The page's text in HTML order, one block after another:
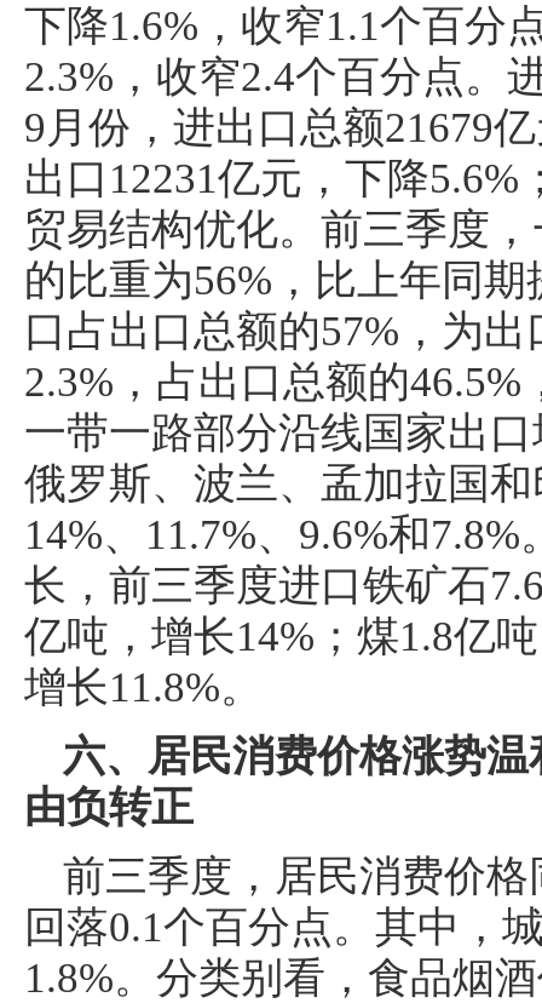
下降1.6%，收窄1.1个百分
2.3%，收窄2.4个百分点。
9月份，进出口总额21679
出口12231亿元，下降
贸易结构优化。前三季度
的比重为56%，比上年同
口占出口总额的57%，为
2.3%，占出口总额的
一带一路部分沿线国家出
俄罗斯、波兰、孟加拉国
14%、11.7%、9.6%和
长，前三季度进口铁矿石
亿吨，增长14%；煤1.8亿
增长11.8%。
六、居民消费价格涨势
由负转正
前三季度，居民消费价
回落0.1个百分点。其中，
1.8%。分类别看，食品烟